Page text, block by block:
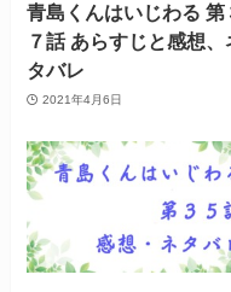
青島くんはいじわる 第
７話 あらすじと感想、
タバレ
2021年4月6日